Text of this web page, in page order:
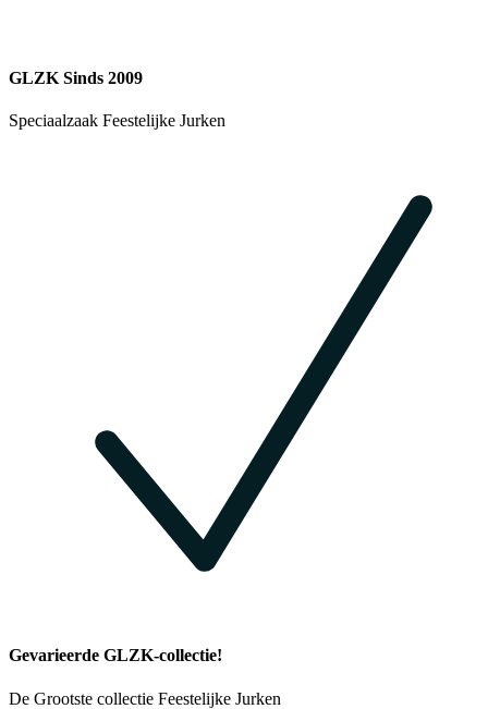
GLZK Sinds 2009
Speciaalzaak Feestelijke Jurken
Gevarieerde GLZK-collectie!
De Grootste collectie Feestelijke Jurken